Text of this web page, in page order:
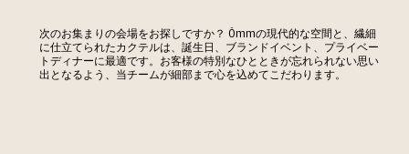
次のお集まりの会場をお探しですか？ Ômmの現代的な空間と、繊細
に仕立てられたカクテルは、誕生日、ブランドイベント、プライベー
トディナーに最適です。お客様の特別なひとときが忘れられない思い
出となるよう、当チームが細部まで心を込めてこだわります。